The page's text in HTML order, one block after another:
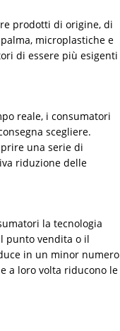
prodotti di origine, di
microplastiche e
di essere più esigenti
reale, i consumatori
scegliere.
una serie di
riduzione delle
la tecnologia
punto vendita o il
in un minor numero
a loro volta riducono le